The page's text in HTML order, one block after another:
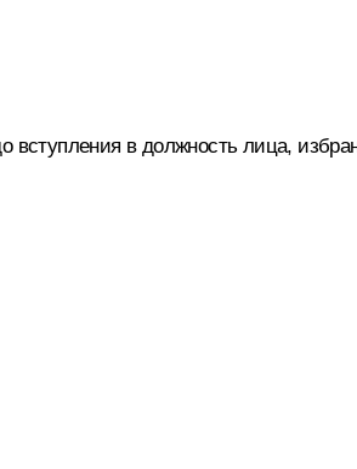
в должность лица,